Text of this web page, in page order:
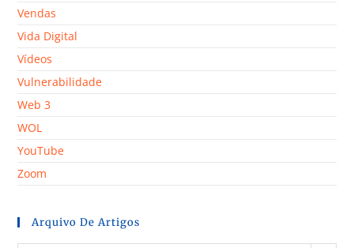
Vendas
Vida Digital
Vídeos
Vulnerabilidade
Web 3
WOL
YouTube
Zoom
Arquivo De Artigos